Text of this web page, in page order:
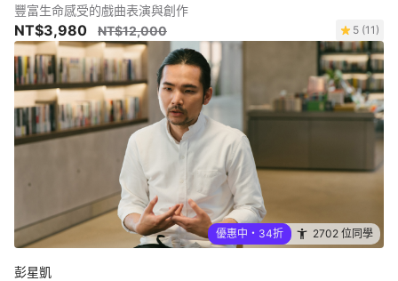
豐富生命感受的戲曲表演與創作
NT$3,980 NT$12,000 5 (11)
優惠中・34折 2702 位同學
彭星凱